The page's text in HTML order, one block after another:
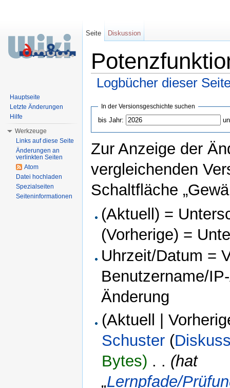
Logbücher dieser
In der Versionsgeschichte suchen
bis Jahr:
Zur Anzeige der
vergleichenden
Schaltfläche
(Aktuell) =
(Vorherige) =
Uhrzeit/Datum =
Benutzername/
Änderung
(Aktuell |
Schuster (
Bytes) . . (hat
„Lernpfade/
Seite Diskussion
Hauptseite
Letzte Änderungen
Hilfe
Werkzeuge
Links auf diese Seite
Änderungen an
verlinkten Seiten
Atom
Datei hochladen
Spezialseiten
Seiteninformationen